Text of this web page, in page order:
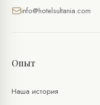
info@hotelsultania.com
Опыт
Наша история